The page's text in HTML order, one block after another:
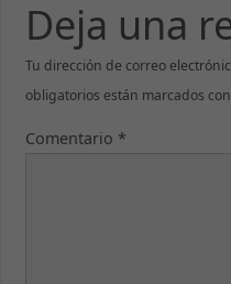
Deja una
Tu dirección de correo
obligatorios están marcados con
Comentario *